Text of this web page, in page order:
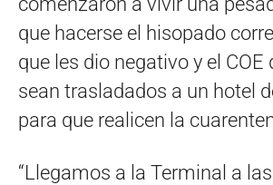
que hacerse el hisopado
que les dio negativo y el COE
sean trasladados a un hotel
para que realicen la
“Llegamos a la Terminal a